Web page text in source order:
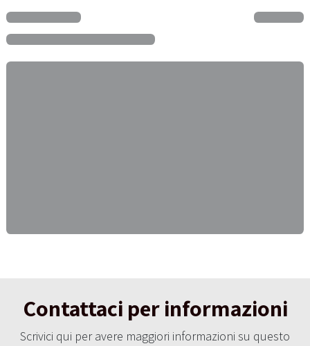
Contattaci per informazioni
Scrivici qui per avere maggiori informazioni su questo